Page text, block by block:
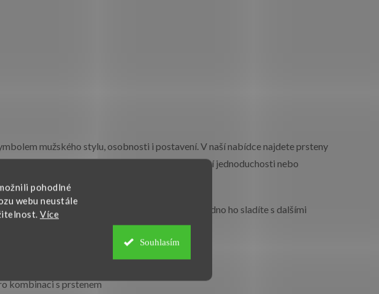
pohodlné
webu neustále
Více
Souhlasím
mužského stylu, osobnosti i postavení. V naší nabídce najdete prsteny
už dáváte přednost klasickému designu, moderní jednoduchosti nebo
každodenní nošení i výjimečné příležitosti. Snadno ho sladíte s dalšími
kombinaci s prstenem